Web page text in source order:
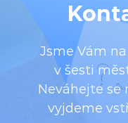
Jsme Vám
v šesti
Neváhejte se
vyjdeme